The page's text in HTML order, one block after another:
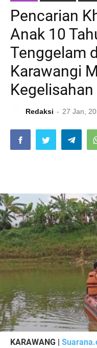
Pencarian
Anak 10
Tenggelam
Karawangi
Kegelisahan
Redaksi 27 Jan,
KARAWANG |